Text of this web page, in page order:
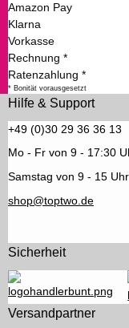
Amazon Pay
Klarna
Vorkasse
Rechnung *
Ratenzahlung *
* Bonität vorausgesetzt
Hilfe & Support
+49 (0)30 29 36 36 13
Mo - Fr von 9 - 17:30
Samstag von 9 - 15 Uhr
shop@toptwo.de
Sicherheit
Versandpartner